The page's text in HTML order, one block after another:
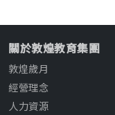
關於敦煌教育集團
敦煌歲月
經營理念
人力資源